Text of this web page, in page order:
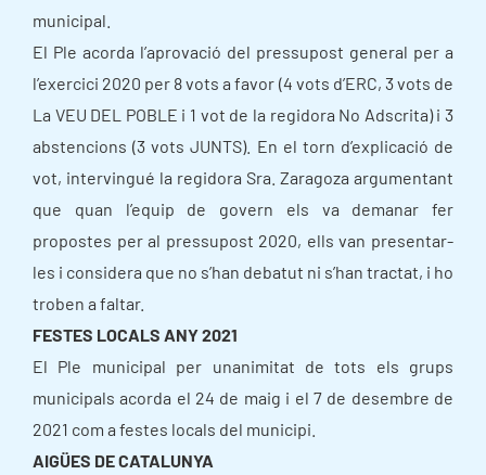
municipal.
El Ple acorda l’aprovació del pressupost general per a
l’exercici 2020 per 8 vots a favor (4 vots d’ERC, 3 vots de
La VEU DEL POBLE i 1 vot de la regidora No Adscrita) i 3
abstencions (3 vots JUNTS). En el torn d’explicació de
vot, intervingué la regidora Sra. Zaragoza argumentant
que quan l’equip de govern els va demanar fer
propostes per al pressupost 2020, ells van presentar-
les i considera que no s’han debatut ni s’han tractat, i ho
troben a faltar.
FESTES LOCALS ANY 2021
El Ple municipal per unanimitat de tots els grups
municipals acorda el 24 de maig i el 7 de desembre de
2021 com a festes locals del municipi.
AIGÜES DE CATALUNYA